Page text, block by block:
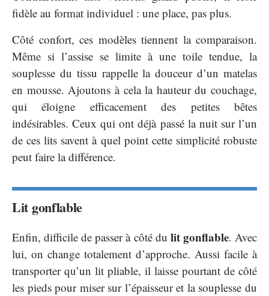
fidèle au format individuel : une place, pas plus.
Côté confort, ces modèles tiennent la comparaison.
Même si l’assise se limite à une toile tendue, la
souplesse du tissu rappelle la douceur d’un matelas
en mousse. Ajoutons à cela la hauteur du couchage,
qui éloigne efficacement des petites bêtes
indésirables. Ceux qui ont déjà passé la nuit sur l’un
de ces lits savent à quel point cette simplicité robuste
peut faire la différence.
Lit gonflable
Enfin, difficile de passer à côté du lit gonflable. Avec
lui, on change totalement d’approche. Aussi facile à
transporter qu’un lit pliable, il laisse pourtant de côté
les pieds pour miser sur l’épaisseur et la souplesse du